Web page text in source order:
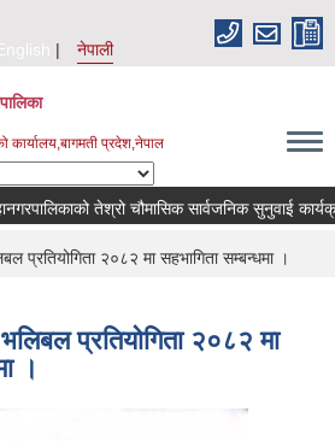
नेपाली
कार्यालय,बागमती प्रदेश,नेपाल
तेश्रो चौमासिक सार्वजनिक सुनुवाई कार्यक्रम
प्रतियोगिता २०८२ मा सहभागिता सम्बन्धमा ।
प्रतियोगिता २०८२ मा
।